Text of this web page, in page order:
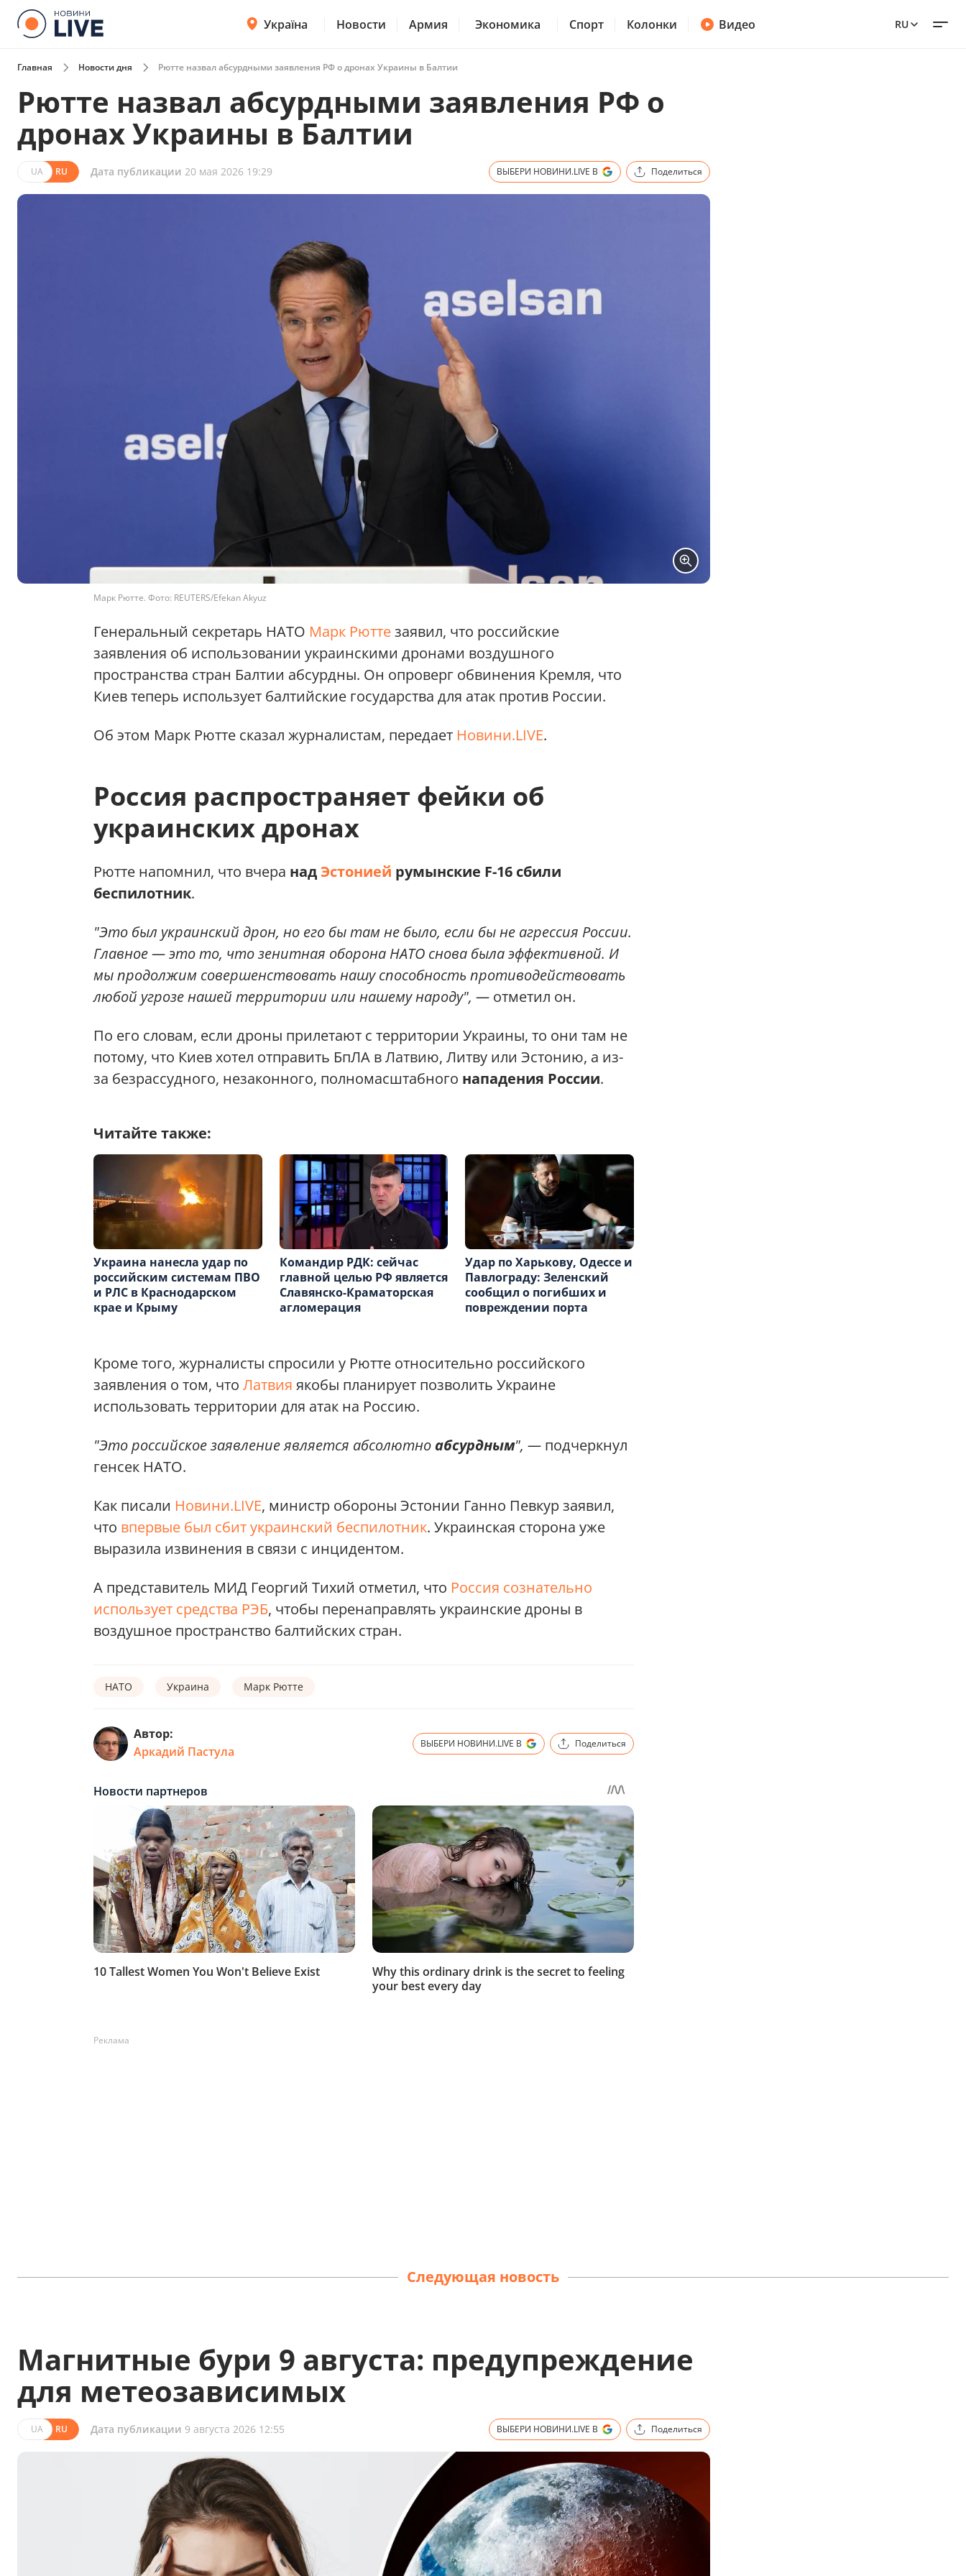
Україна Новости Армия Экономика Спорт Колонки Видео RU
Главная Новости дня Рютте назвал абсурдными заявления РФ о дронах Украины в Балтии
Рютте назвал абсурдными заявления РФ о
дронах Украины в Балтии
UA RU Дата публикации 20 мая 2026 19:29 ВЫБЕРИ НОВИНИ.LIVE В Поделиться
Марк Рютте. Фото: REUTERS/Efekan Akyuz
Генеральный секретарь НАТО Марк Рюттезаявил, что российские
заявления об использовании украинскими дронами воздушного
пространства стран Балтии абсурдны. Он опроверг обвинения Кремля, что
Киев теперь использует балтийские государства для атак против России.
Об этом Марк Рютте сказал журналистам, передает Новини.LIVE.
Россия распространяет фейки об
украинских дронах
Рютте напомнил, что вчера над Эстонией румынские F-16 сбили
беспилотник.
"Это был украинский дрон, но его бы там не было, если бы не агрессия России.
Главное — это то, что зенитная оборона НАТО снова была эффективной. И
мы продолжим совершенствовать нашу способность противодействовать
любой угрозе нашей территории или нашему народу", — отметил он.
По его словам, если дроны прилетают с территории Украины, то они там не
потому, что Киев хотел отправить БпЛА в Латвию, Литву или Эстонию, а из-
за безрассудного, незаконного, полномасштабного нападения России.
Читайте также:
Украина нанесла удар по
российским системам ПВО
и РЛС в Краснодарском
крае и Крыму
Командир РДК: сейчас
главной целью РФ является
Славянско-Краматорская
агломерация
Удар по Харькову, Одессе и
Павлограду: Зеленский
сообщил о погибших и
повреждении порта
Кроме того, журналисты спросили у Рютте относительно российского
заявления о том, что Латвия якобы планирует позволить Украине
использовать территории для атак на Россию.
"Это российское заявление является абсолютно абсурдным", — подчеркнул
генсек НАТО.
Как писали Новини.LIVE, министр обороны Эстонии Ганно Певкур заявил,
что впервые был сбит украинский беспилотник. Украинская сторона уже
выразила извинения в связи с инцидентом.
А представитель МИД Георгий Тихий отметил, что Россия сознательно
использует средства РЭБ, чтобы перенаправлять украинские дроны в
воздушное пространство балтийских стран.
НАТО Украина Марк Рютте
Автор:
Аркадий Пастула
ВЫБЕРИ НОВИНИ.LIVE В Поделиться
Реклама
Следующая новость
Магнитные бури 9 августа: предупреждение
для метеозависимых
UA RU Дата публикации 9 августа 2026 12:55 ВЫБЕРИ НОВИНИ.LIVE В Поделиться